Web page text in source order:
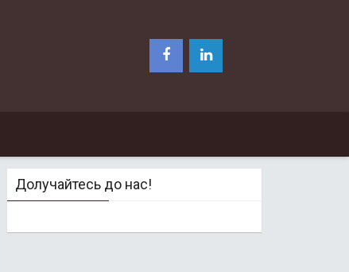
Долучайтесь до нас!